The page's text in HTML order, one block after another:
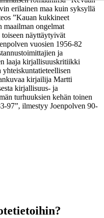
erilainen maa kuin syksyllä
”Kauan kukkineet
maailman ongelmat
toiseen näyttäytyivät
vuosien 1956-82
ja
laaja kirjallisuuskritiikki
yhteiskuntatieteellisen
kirjailija Martti
kirjallisuus- ja
turhuuksien kehän toinen
97”, ilmestyy Joenpolven 90-